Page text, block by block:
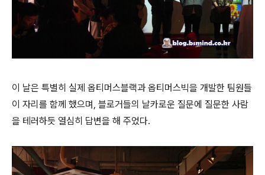
이 날은 특별히 실제 옵티머스블랙과 옵티머스빅을 개발한 팀원들
이 자리를 함께 했으며, 블로거들의 날카로운 질문에 질문한 사람
을 테러하듯 열심히 답변을 해 주었다.